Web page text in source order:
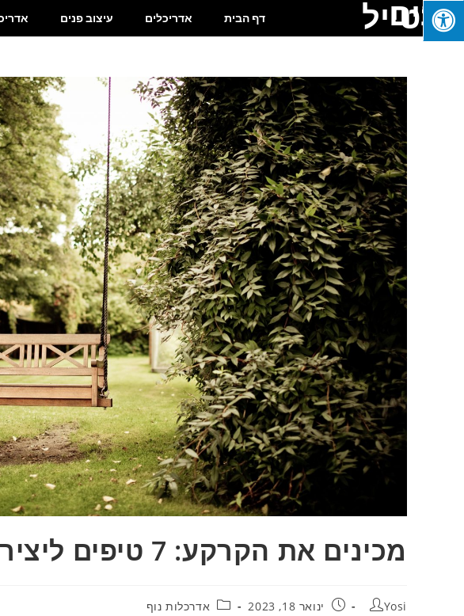
בונים
בסטייל דף הבית אדריכלים עיצוב פנים
מכינים את הקרקע: 7 טיפים ליצירת הגינה המושלמת
Yosi ינואר 18, 2023 אדרכלות נוף